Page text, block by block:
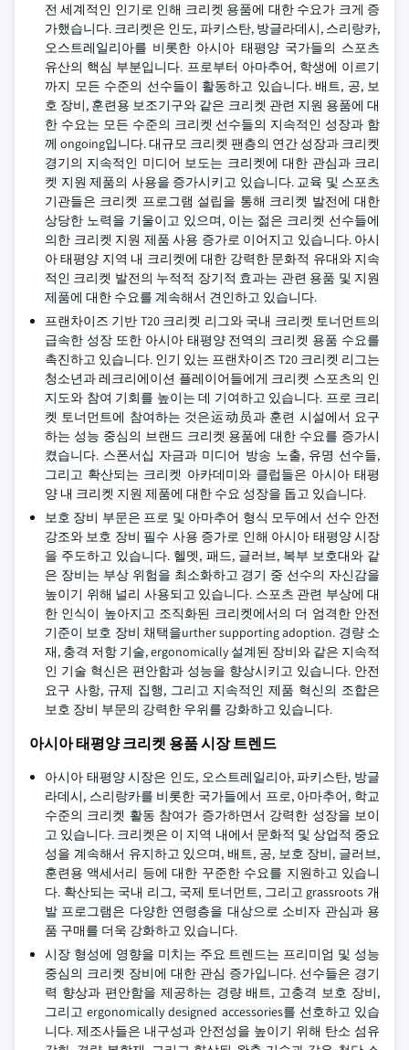
전 세계적인 인기로 인해 크리켓 용품에 대한 수요가 크게 증
가했습니다. 크리켓은 인도, 파키스탄, 방글라데시, 스리랑카,
오스트레일리아를 비롯한 아시아 태평양 국가들의 스포츠
유산의 핵심 부분입니다. 프로부터 아마추어, 학생에 이르기
까지 모든 수준의 선수들이 활동하고 있습니다. 배트, 공, 보
호 장비, 훈련용 보조기구와 같은 크리켓 관련 지원 용품에 대
한 수요는 모든 수준의 크리켓 선수들의 지속적인 성장과 함
께 ongoing입니다. 대규모 크리켓 팬층의 연간 성장과 크리켓
경기의 지속적인 미디어 보도는 크리켓에 대한 관심과 크리
켓 지원 제품의 사용을 증가시키고 있습니다. 교육 및 스포츠
기관들은 크리켓 프로그램 설립을 통해 크리켓 발전에 대한
상당한 노력을 기울이고 있으며, 이는 젊은 크리켓 선수들에
의한 크리켓 지원 제품 사용 증가로 이어지고 있습니다. 아시
아 태평양 지역 내 크리켓에 대한 강력한 문화적 유대와 지속
적인 크리켓 발전의 누적적 장기적 효과는 관련 용품 및 지원
제품에 대한 수요를 계속해서 견인하고 있습니다.
프랜차이즈 기반 T20 크리켓 리그와 국내 크리켓 토너먼트의
급속한 성장 또한 아시아 태평양 전역의 크리켓 용품 수요를
촉진하고 있습니다. 인기 있는 프랜차이즈 T20 크리켓 리그는
청소년과 레크리에이션 플레이어들에게 크리켓 스포츠의 인
지도와 참여 기회를 높이는 데 기여하고 있습니다. 프로 크리
켓 토너먼트에 참여하는 것은运动员과 훈련 시설에서 요구
하는 성능 중심의 브랜드 크리켓 용품에 대한 수요를 증가시
켰습니다. 스폰서십 자금과 미디어 방송 노출, 유명 선수들,
그리고 확산되는 크리켓 아카데미와 클럽들은 아시아 태평
양 내 크리켓 지원 제품에 대한 수요 성장을 돕고 있습니다.
보호 장비 부문은 프로 및 아마추어 형식 모두에서 선수 안전
강조와 보호 장비 필수 사용 증가로 인해 아시아 태평양 시장
을 주도하고 있습니다. 헬멧, 패드, 글러브, 복부 보호대와 같
은 장비는 부상 위험을 최소화하고 경기 중 선수의 자신감을
높이기 위해 널리 사용되고 있습니다. 스포츠 관련 부상에 대
한 인식이 높아지고 조직화된 크리켓에서의 더 엄격한 안전
기준이 보호 장비 채택을urther supporting adoption. 경량 소
재, 충격 저항 기술, ergonomically 설계된 장비와 같은 지속적
인 기술 혁신은 편안함과 성능을 향상시키고 있습니다. 안전
요구 사항, 규제 집행, 그리고 지속적인 제품 혁신의 조합은
보호 장비 부문의 강력한 우위를 강화하고 있습니다.
아시아 태평양 크리켓 용품 시장 트렌드
아시아 태평양 시장은 인도, 오스트레일리아, 파키스탄, 방글
라데시, 스리랑카를 비롯한 국가들에서 프로, 아마추어, 학교
수준의 크리켓 활동 참여가 증가하면서 강력한 성장을 보이
고 있습니다. 크리켓은 이 지역 내에서 문화적 및 상업적 중요
성을 계속해서 유지하고 있으며, 배트, 공, 보호 장비, 글러브,
훈련용 액세서리 등에 대한 꾸준한 수요를 지원하고 있습니
다. 확산되는 국내 리그, 국제 토너먼트, 그리고 grassroots 개
발 프로그램은 다양한 연령층을 대상으로 소비자 관심과 용
품 구매를 더욱 강화하고 있습니다.
시장 형성에 영향을 미치는 주요 트렌드는 프리미엄 및 성능
중심의 크리켓 장비에 대한 관심 증가입니다. 선수들은 경기
력 향상과 편안함을 제공하는 경량 배트, 고충격 보호 장비,
그리고 ergonomically designed accessories를 선호하고 있습
니다. 제조사들은 내구성과 안전성을 높이기 위해 탄소 섬유